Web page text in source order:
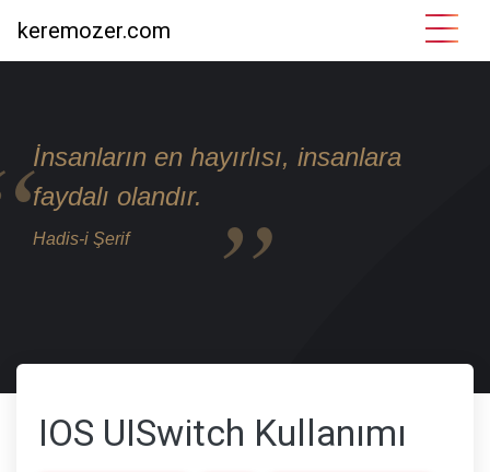
keremozer.com
İnsanların en hayırlısı, insanlara
faydalı olandır.
Hadis-i Şerif
IOS UISwitch Kullanımı